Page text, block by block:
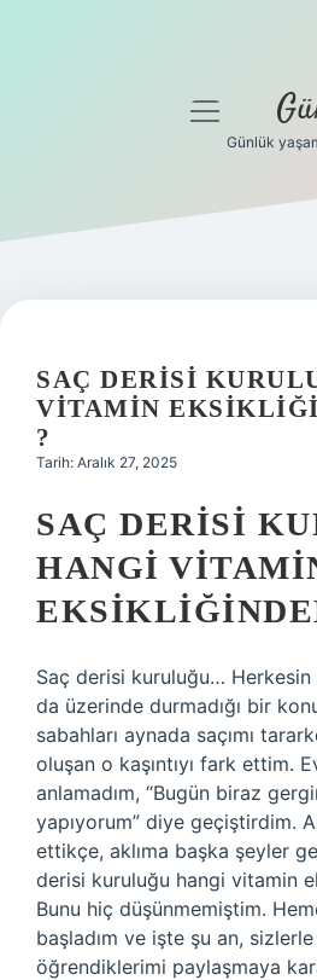
Gizlilik Politikası
Yasal Uyarı
menüyü
Günlük
SAÇ DERISI
VITAMIN
?
Tarih: Aralık 27, 2025
SAÇ DERISI
HANGI
Saç derisi kuruluğu… Herkesin
da üzerinde durmadığı bir
sabahları aynada saçımı
oluşan o kaşıntıyı fark ettim.
anlamadım, “Bugün biraz
yapıyorum” diye geçiştirdim.
ettikçe, aklıma başka şeyler
derisi kuruluğu hangi vitamin
Bunu hiç düşünmemiştim.
başladım ve işte şu an,
öğrendiklerimi paylaşmaya